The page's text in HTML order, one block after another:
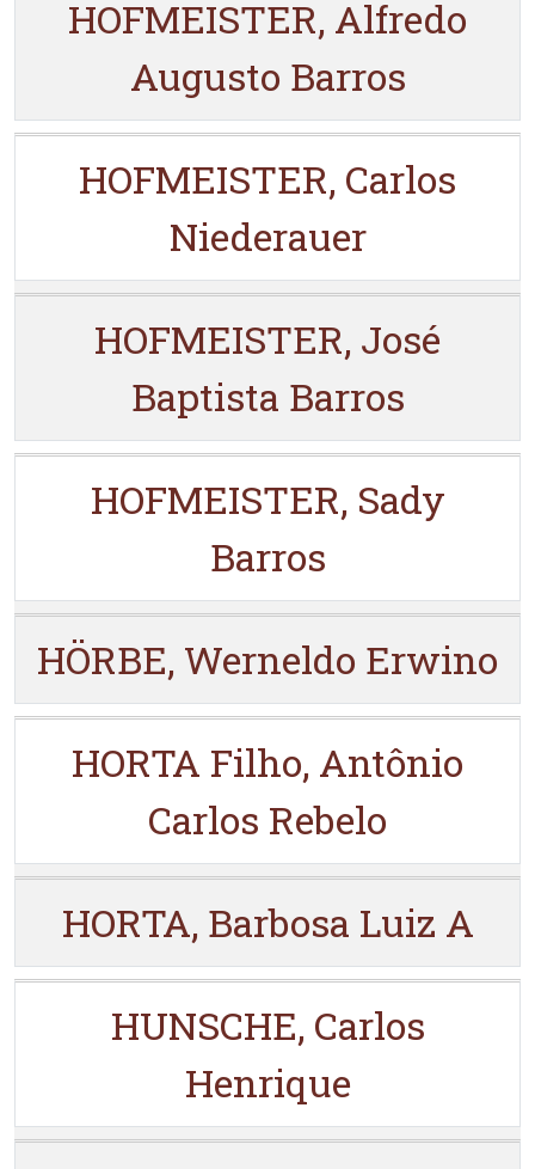
HOFMEISTER, Alfredo
Augusto Barros
HOFMEISTER, Carlos
Niederauer
HOFMEISTER, José
Baptista Barros
HOFMEISTER, Sady
Barros
HÖRBE, Werneldo Erwino
HORTA Filho, Antônio
Carlos Rebelo
HORTA, Barbosa Luiz A
HUNSCHE, Carlos
Henrique